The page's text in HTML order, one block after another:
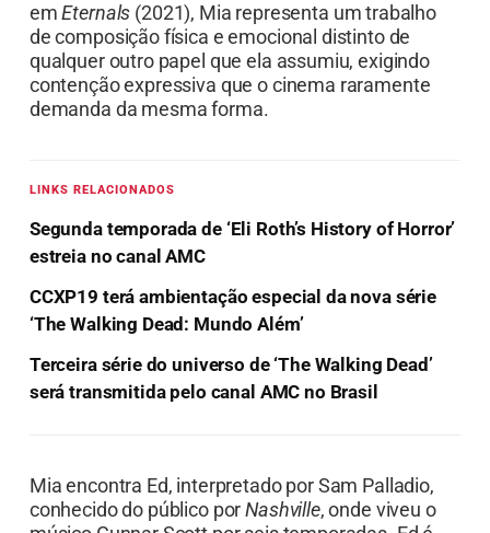
emEternals (2021), Mia representa um trabalho
de composição física e emocional distinto de
qualquer outro papel que ela assumiu, exigindo
contenção expressiva que o cinema raramente
demanda da mesma forma.
LINKS RELACIONADOS
Segunda temporada de ‘Eli Roth’s History of Horror’
estreia no canal AMC
CCXP19 terá ambientação especial da nova série
‘The Walking Dead: Mundo Além’
Terceira série do universo de ‘The Walking Dead’
será transmitida pelo canal AMC no Brasil
Mia encontra Ed, interpretado por Sam Palladio,
conhecido do público porNashville, onde viveu o